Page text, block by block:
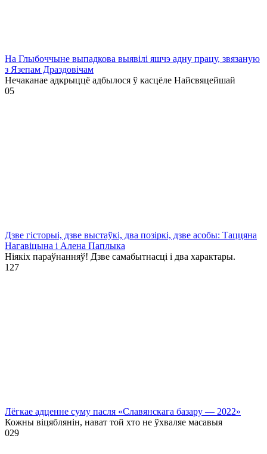
На Глыбоччыне выпадкова выявілі яшчэ адну працу, звязаную
з Язепам Драздовічам
Нечаканае адкрыццё адбылося ў касцёле Найсвяцейшай
05
Дзве гісторыі, дзве выстаўкі, два позіркі, дзве асобы: Таццяна
Нагавіцына і Алена Паплыка
Ніякіх параўнанняў! Дзве самабытнасці і два характары.
1 27
Лёгкае адценне суму пасля «Славянскага базару — 2022»
Кожны віцяблянін, нават той хто не ўхваляе масавыя
029